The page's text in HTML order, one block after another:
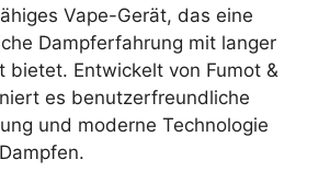
Vape-Gerät, das eine
Dampferfahrung mit langer
bietet. Entwickelt von Fumot &
es benutzerfreundliche
und moderne Technologie